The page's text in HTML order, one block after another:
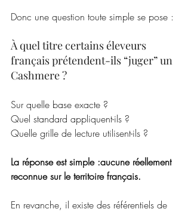
Donc une question toute simple se pose :
À quel titre certains éleveurs
français prétendent-ils “juger” un
Cashmere ?
Sur quelle base exacte ?
Quel standard appliquent-ils ?
Quelle grille de lecture utilisent-ils ?
La réponse est simple :aucune réellement
reconnue sur le territoire français.
En revanche, il existe des référentiels de